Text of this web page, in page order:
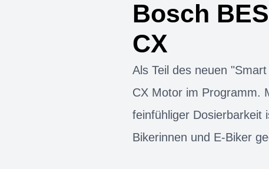
Bosch
CX
Als Teil des neuen
CX Motor im Programm.
feinfühliger Dosierbarkeit
Bikerinnen und E-Biker